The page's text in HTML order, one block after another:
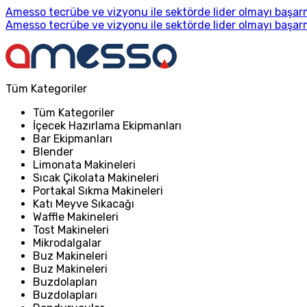
Amesso tecrübe ve vizyonu ile sektörde lider olmayı
Amesso tecrübe ve vizyonu ile sektörde lider olmayı
Tüm Kategoriler
Tüm Kategoriler
İçecek Hazırlama Ekipmanları
Bar Ekipmanları
Blender
Limonata Makineleri
Sıcak Çikolata Makineleri
Portakal Sıkma Makineleri
Katı Meyve Sıkacağı
Waffle Makineleri
Tost Makineleri
Mikrodalgalar
Buz Makineleri
Buz Makineleri
Buzdolapları
Buzdolapları